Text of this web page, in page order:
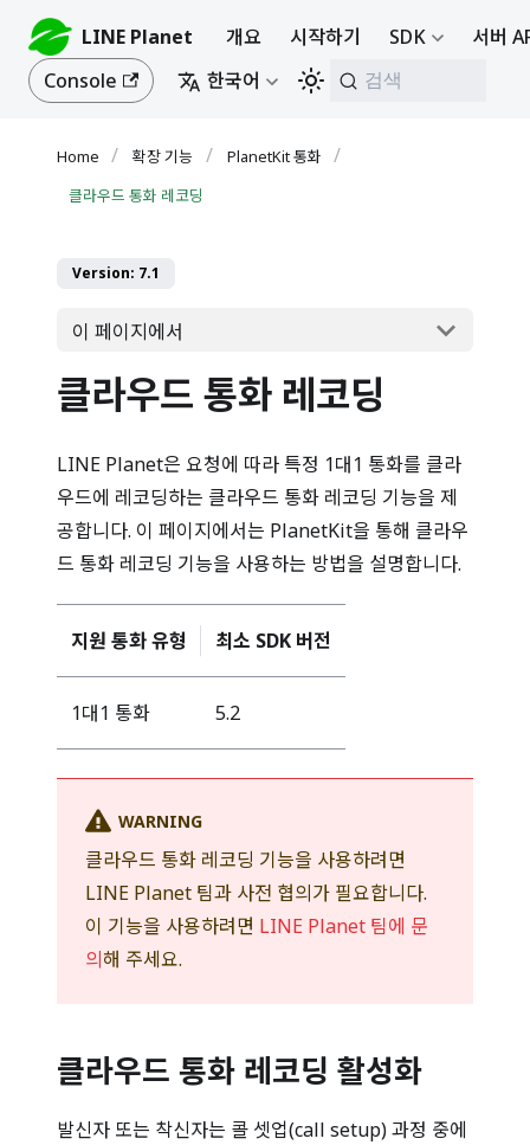
LINE Planet 개요 시작하기 SDK
서버
Console
한국어 검색
확장 기능
PlanetKit 통화
클라우드 통화 레코딩
Version: 7.1
이 페이지에서
클라우드 통화 레코딩
LINE Planet은 요청에 따라 특정 1대1 통화를 클라
우드에 레코딩하는 클라우드 통화 레코딩 기능을 제
공합니다. 이 페이지에서는 PlanetKit을 통해 클라우
드 통화 레코딩 기능을 사용하는 방법을 설명합니다.
지원 통화 유형 최소 SDK 버전
1대1 통화 5.2
WARNING
클라우드 통화 레코딩 기능을 사용하려면
LINE Planet 팀과 사전 협의가 필요합니다.
이 기능을 사용하려면 LINE Planet 팀에 문
의해 주세요.
클라우드 통화 레코딩 활성화
발신자 또는 착신자는 콜 셋업(call setup) 과정 중에